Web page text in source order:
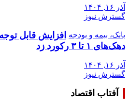
آذر ۱۶, ۱۴۰۴
گسترش نیوز
بانک، بیمه و بودجه
دهک‌های ۱ تا ۳ رکورد زد
آذر ۱۶, ۱۴۰۴
گسترش نیوز
آفتاب اقتصاد